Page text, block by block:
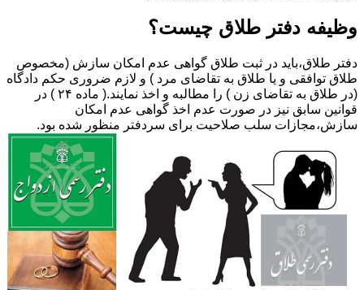
وظیفه دفتر طلاق چیست؟
دفتر طلاق،باید در ثبت طلاق گواهی عدم امکان سازش (مخصوص
طلاق توافقی و یا طلاق به تقاضای مرد ) و لازم ضروری حکم دادگاه
(در طلاق به تقاضای زن ) را مطالبه و اخذ نمایند.( ماده ۲۴ ) در
قوانین سابق نیز در صورت عدم اخذ گواهی عدم امکان
سازش،مجازات سلب صلاحیت برای سردفتر منظور شده بود.